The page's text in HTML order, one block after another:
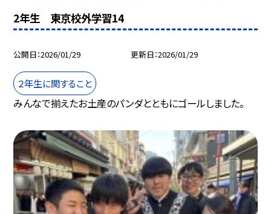
2年生 東京校外学習14
公開日 2026/01/29 更新日 2026/01/29
２年生に関すること
みんなで揃えたお土産のパンダとともにゴールしました。